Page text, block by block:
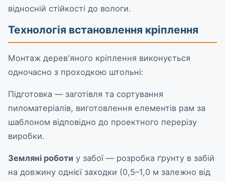
відносній стійкості до вологи.
Технологія встановлення кріплення
Монтаж дерев'яного кріплення виконується
одночасно з проходкою штольні:
Підготовка — заготівля та сортування
пиломатеріалів, виготовлення елементів рам за
шаблоном відповідно до проектного перерізу
виробки.
Земляні роботи у забої — розробка ґрунту в забій
на довжину однієї заходки (0,5–1,0 м залежно від